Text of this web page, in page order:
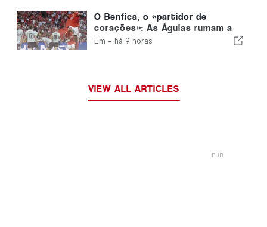
O Benfica, o «partidor de
corações»: As Águias rumam a
Edimburgo com um pé já na fase
Em - há 9 horas
VIEW ALL ARTICLES